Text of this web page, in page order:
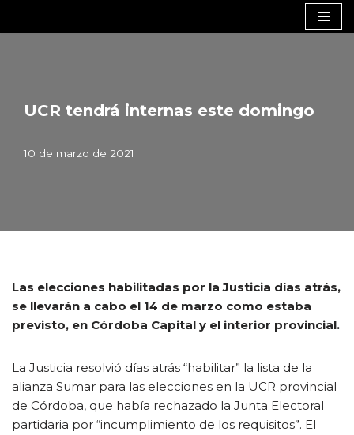
UCR tendrá internas este domingo
10 de marzo de 2021
Las elecciones habilitadas por la Justicia días atrás,
se llevarán a cabo el 14 de marzo como estaba
previsto, en Córdoba Capital y el interior provincial.
La Justicia resolvió días atrás “habilitar” la lista de la
alianza Sumar para las elecciones en la UCR provincial
de Córdoba, que había rechazado la Junta Electoral
partidaria por “incumplimiento de los requisitos”. El